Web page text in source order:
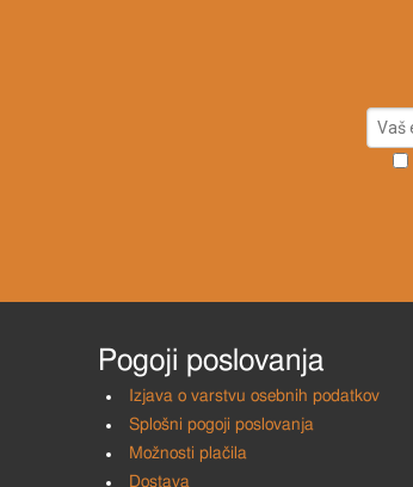
Pogoji poslovanja
Izjava o varstvu osebnih podatkov
Splošni pogoji poslovanja
Možnosti plačila
Dostava